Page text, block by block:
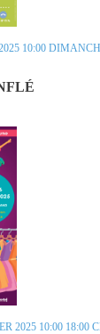
10:00
2025 10:00 18:00